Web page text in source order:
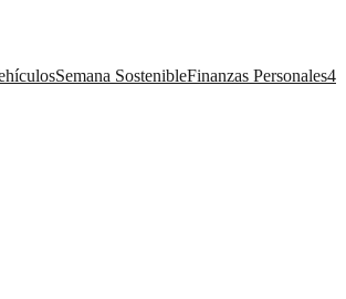
Semana SostenibleFinanzas Personales4